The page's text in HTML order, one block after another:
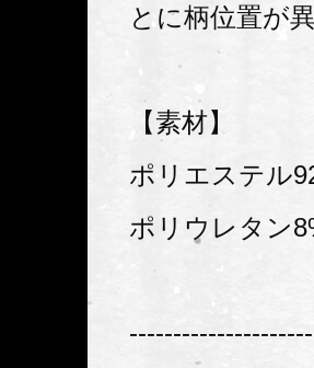
とに柄位置が
【素材】
ポリエステル
ポリウレタン